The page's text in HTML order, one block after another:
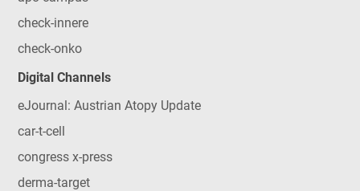
check-innere
check-onko
Digital Channels
eJournal: Austrian Atopy Update
car-t-cell
congress x-press
derma-target